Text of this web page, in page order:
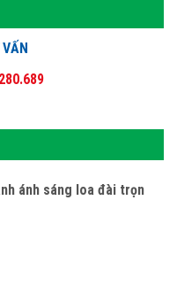
ánh sáng loa đài trọn